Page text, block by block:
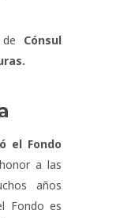
Cónsul
.
el Fondo
a las
años
Fondo es